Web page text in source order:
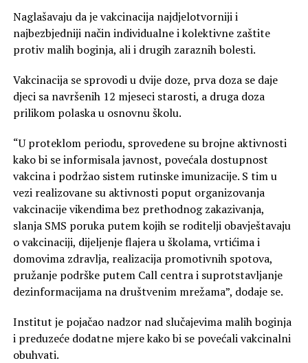
Naglašavaju da je vakcinacija najdjelotvorniji i
najbezbjedniji način individualne i kolektivne zaštite
protiv malih boginja, ali i drugih zaraznih bolesti.
Vakcinacija se sprovodi u dvije doze, prva doza se daje
djeci sa navršenih 12 mjeseci starosti, a druga doza
prilikom polaska u osnovnu školu.
“U proteklom periodu, sprovedene su brojne aktivnosti
kako bi se informisala javnost, povećala dostupnost
vakcina i podržao sistem rutinske imunizacije. S tim u
vezi realizovane su aktivnosti poput organizovanja
vakcinacije vikendima bez prethodnog zakazivanja,
slanja SMS poruka putem kojih se roditelji obavještavaju
o vakcinaciji, dijeljenje flajera u školama, vrtićima i
domovima zdravlja, realizacija promotivnih spotova,
pružanje podrške putem Call centra i suprotstavljanje
dezinformacijama na društvenim mrežama”, dodaje se.
Institut je pojačao nadzor nad slučajevima malih boginja
i preduzeće dodatne mjere kako bi se povećali vakcinalni
obuhvati.